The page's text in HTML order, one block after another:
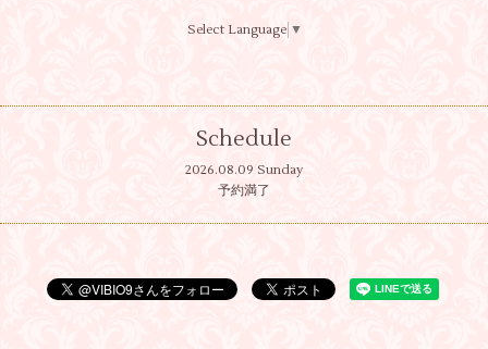
Select Language ▼
Schedule
2026.08.09 Sunday
予約満了